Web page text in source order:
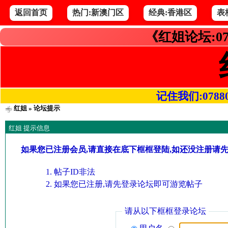
返回首页 热门:新澳门区 经典:香港区 表
《红姐论坛
记住我们
红姐» 论坛提示
红姐 提示信息
如果您已注册会员,请直接在底下框框登陆,如还没注册请
帖子ID非法
如果您已注册,请先登录论坛即可游览帖子
请从以下框框登录论坛